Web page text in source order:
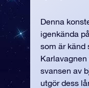
Denna
igenkända
som är känd
svansen av
utgör dess